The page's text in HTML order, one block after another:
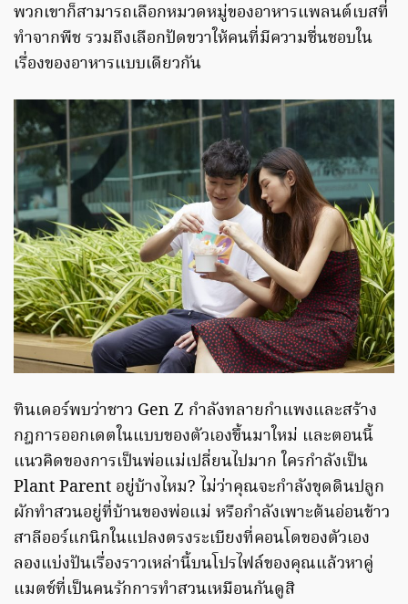
พวกเขาก็สามารถเลือกหมวดหมู่ของอาหารแพลนต์เบสที่
ทำจากพืช รวมถึงเลือกปัดขวาให้คนที่มีความชื่นชอบใน
เรื่องของอาหารแบบเดียวกัน
ทินเดอร์พบว่าชาว Gen Z กำลังทลายกำแพงและสร้าง
กฎการออกเดตในแบบของตัวเองขึ้นมาใหม่ และตอนนี้
แนวคิดของการเป็นพ่อแม่เปลี่ยนไปมาก ใครกำลังเป็น
Plant Parent อยู่บ้างไหม? ไม่ว่าคุณจะกำลังขุดดินปลูก
ผักทำสวนอยู่ที่บ้านของพ่อแม่ หรือกำลังเพาะต้นอ่อนข้าว
สาลีออร์แกนิกในแปลงตรงระเบียงที่คอนโดของตัวเอง
ลองแบ่งปันเรื่องราวเหล่านี้บนโปรไฟล์ของคุณแล้วหาคู่
แมตช์ที่เป็นคนรักการทำสวนเหมือนกันดูสิ